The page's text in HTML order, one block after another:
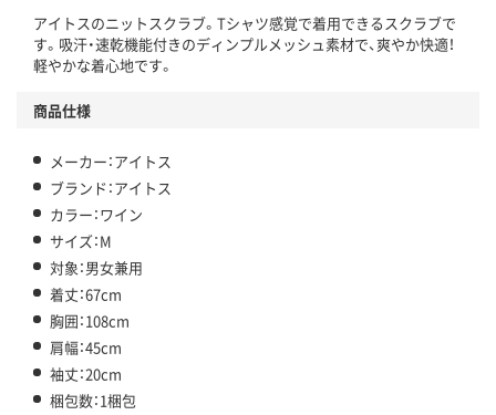
アイトスのニットスクラブ。Tシャツ感覚で着用できるスクラブで
す。吸汗・速乾機能付きのディンプルメッシュ素材で、爽やか快適！
軽やかな着心地です。
商品仕様
メーカー：アイトス
ブランド：アイトス
カラー：ワイン
サイズ：M
対象：男女兼用
着丈：67cm
胸囲：108cm
肩幅：45cm
袖丈：20cm
梱包数：1梱包